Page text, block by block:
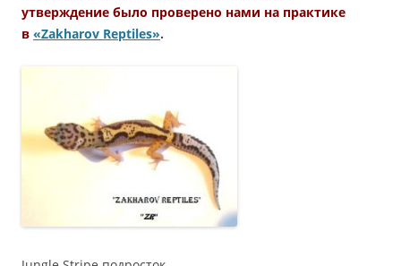
утверждение было проверено нами на практике
в «Zakharov Reptiles».